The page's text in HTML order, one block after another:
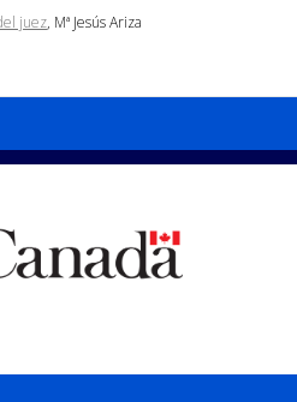
juez, Mª Jesús Ariza